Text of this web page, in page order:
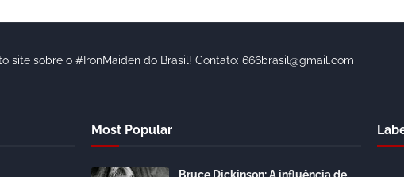
site sobre o #IronMaiden do Brasil! Contato: 666brasil@gmail.com
Most Popular